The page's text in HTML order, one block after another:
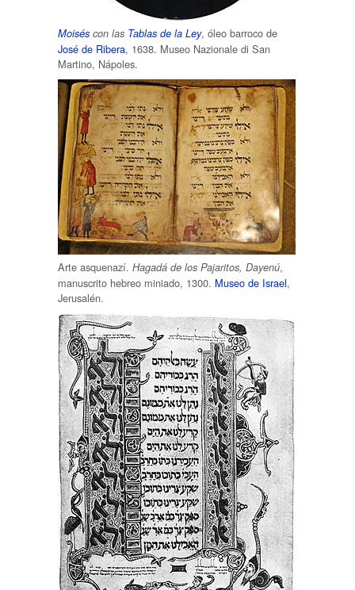
Moisés con las Tablas de la Ley, óleo barroco de
José de Ribera, 1638. Museo Nazionale di San
Martino, Nápoles.
Arte asquenazí. Hagadá de los Pajaritos, Dayenú,
manuscrito hebreo miniado, 1300. Museo de Israel,
Jerusalén.